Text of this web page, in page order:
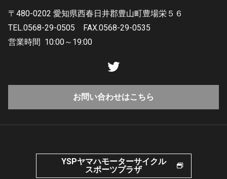
〒480-0202 愛知県西春日井郡豊山町豊場栄５６
TEL.0568-29-0505
FAX.0568-29-0535
営業時間 10:00～19:00
お問い合わせはこちら
YSPヤマハモーターサイクル
スポーツプラザ